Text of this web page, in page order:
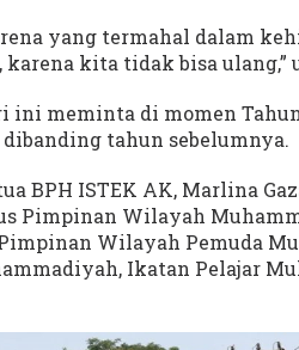
yang termahal dalam
kita tidak bisa ulang,”
ini meminta di momen
tahun sebelumnya.
BPH ISTEK AK, Marlina
Pimpinan Wilayah
Wilayah Pemuda
Ikatan Pelajar